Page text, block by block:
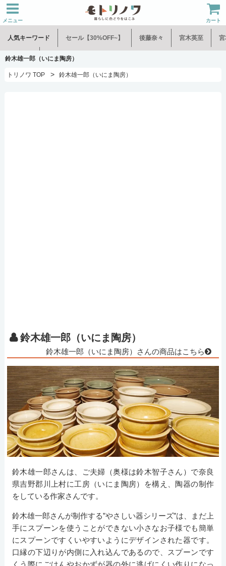
メニュー カート
人気キーワード セール【30%OFF~】 後藤奈々 宮木英至 宮
水谷和音 児玉修治
鈴木雄一郎（いにま陶房）
トリノワ TOP > 鈴木雄一郎（いにま陶房）
鈴木雄一郎（いにま陶房）
鈴木雄一郎（いにま陶房）さんの商品はこちら
鈴木雄一郎さんは、ご夫婦（奥様は鈴木智子さん）で奈良
県吉野郡川上村に工房（いにま陶房）を構え、陶器の制作
をしている作家さんです。
鈴木雄一郎さんが制作する”やさしい器シリーズ”は、まだ上
手にスプーンを使うことができない小さなお子様でも簡単
にスプーンですくいやすいようにデザインされた器です。
口縁の下辺りが内側に入れ込んであるので、スプーンです
くう際にごはんやおかずが器の外に逃げにくい作りになっ